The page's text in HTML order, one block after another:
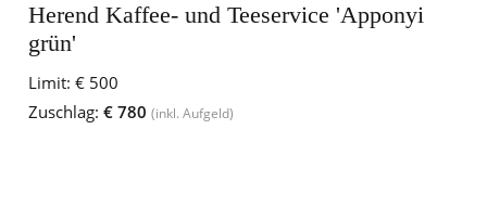
Herend Kaffee- und Teeservice 'Apponyi
grün'
Limit: € 500
Zuschlag: € 780 (inkl. Aufgeld)